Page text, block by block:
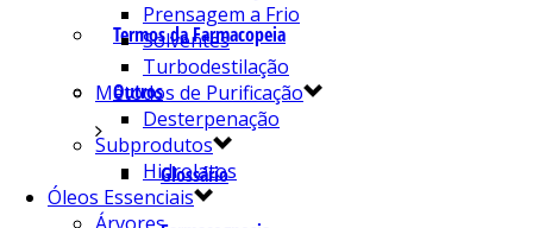
Termos da Farmacopeia
Outros
Glossário
Prensagem a Frio
Solventes
Turbodestilação
Métodos de Purificação
Desterpenação
Subprodutos
Hidrolatos
Óleos Essenciais